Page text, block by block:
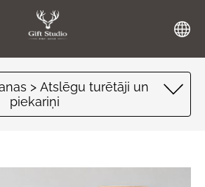
> Atslēgu turētāji un
piekariņi